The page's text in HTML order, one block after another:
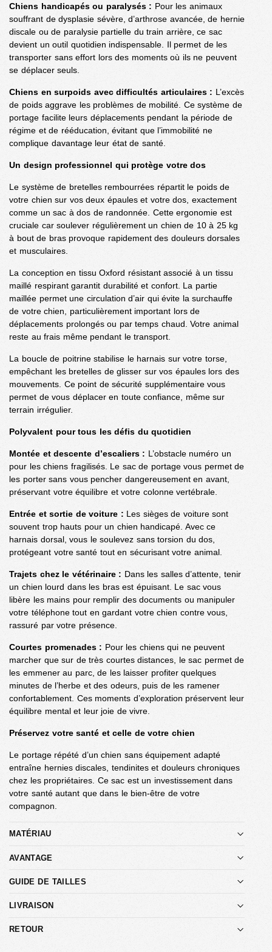
Chiens handicapés ou paralysés : Pour les animaux
souffrant de dysplasie sévère, d’arthrose avancée, de hernie
discale ou de paralysie partielle du train arrière, ce sac
devient un outil quotidien indispensable. Il permet de les
transporter sans effort lors des moments où ils ne peuvent
se déplacer seuls.
Chiens en surpoids avec difficultés articulaires : L’excès
de poids aggrave les problèmes de mobilité. Ce système de
portage facilite leurs déplacements pendant la période de
régime et de rééducation, évitant que l’immobilité ne
complique davantage leur état de santé.
Un design professionnel qui protège votre dos
Le système de bretelles rembourrées répartit le poids de
votre chien sur vos deux épaules et votre dos, exactement
comme un sac à dos de randonnée. Cette ergonomie est
cruciale car soulever régulièrement un chien de 10 à 25 kg
à bout de bras provoque rapidement des douleurs dorsales
et musculaires.
La conception en tissu Oxford résistant associé à un tissu
maillé respirant garantit durabilité et confort. La partie
maillée permet une circulation d’air qui évite la surchauffe
de votre chien, particulièrement important lors de
déplacements prolongés ou par temps chaud. Votre animal
reste au frais même pendant le transport.
La boucle de poitrine stabilise le harnais sur votre torse,
empêchant les bretelles de glisser sur vos épaules lors des
mouvements. Ce point de sécurité supplémentaire vous
permet de vous déplacer en toute confiance, même sur
terrain irrégulier.
Polyvalent pour tous les défis du quotidien
Montée et descente d’escaliers : L’obstacle numéro un
pour les chiens fragilisés. Le sac de portage vous permet de
les porter sans vous pencher dangereusement en avant,
préservant votre équilibre et votre colonne vertébrale.
Entrée et sortie de voiture : Les sièges de voiture sont
souvent trop hauts pour un chien handicapé. Avec ce
harnais dorsal, vous le soulevez sans torsion du dos,
protégeant votre santé tout en sécurisant votre animal.
Trajets chez le vétérinaire : Dans les salles d’attente, tenir
un chien lourd dans les bras est épuisant. Le sac vous
libère les mains pour remplir des documents ou manipuler
votre téléphone tout en gardant votre chien contre vous,
rassuré par votre présence.
Courtes promenades : Pour les chiens qui ne peuvent
marcher que sur de très courtes distances, le sac permet de
les emmener au parc, de les laisser profiter quelques
minutes de l’herbe et des odeurs, puis de les ramener
confortablement. Ces moments d’exploration préservent leur
équilibre mental et leur joie de vivre.
Préservez votre santé et celle de votre chien
Le portage répété d’un chien sans équipement adapté
entraîne hernies discales, tendinites et douleurs chroniques
chez les propriétaires. Ce sac est un investissement dans
votre santé autant que dans le bien-être de votre
compagnon.
MATÉRIAU
AVANTAGE
GUIDE DE TAILLES
LIVRAISON
RETOUR